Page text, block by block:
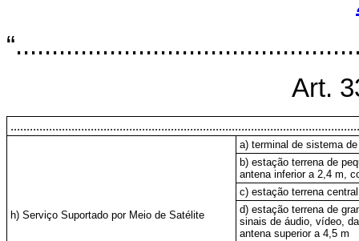
Art.
h) Serviço Suportado por Meio de Satélite
a) terminal de sistema
b) estação terrena de
antena inferior a 2,4 m,
c) estação terrena
d) estação terrena de
sinais de áudio, vídeo,
antena superior a 4,5 m